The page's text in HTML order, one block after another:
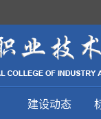
建设动态